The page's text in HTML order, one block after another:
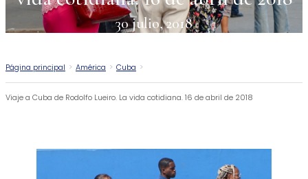
30 julio, 2018
Página principal > América > Cuba >
Viaje a Cuba de Rodolfo Lueiro. La vida cotidiana. 16 de abril de 2018